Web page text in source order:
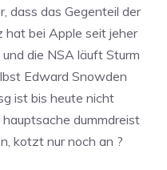
dass das Gegenteil der
hat bei Apple seit jeher
die NSA läuft Sturm
Edward Snowden
ist bis heute nicht
dummdreist
kotzt nur noch an ?